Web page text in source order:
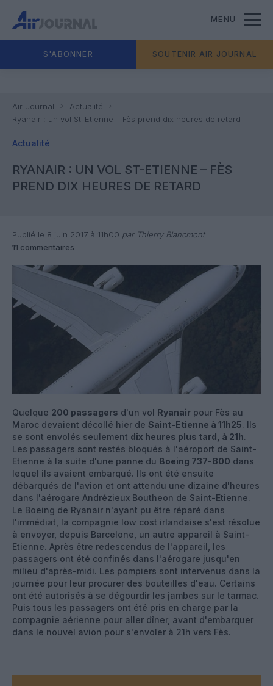
MENU
S'ABONNER SOUTENIR AIR JOURNAL
Air Journal
Actualité
Ryanair : un vol St-Etienne – Fès prend dix heures de retard
Actualité
RYANAIR : UN VOL ST-ETIENNE – FÈS
PREND DIX HEURES DE RETARD
Publié le 8 juin 2017 à 11h00 par Thierry Blancmont
11 commentaires
Quelque 200 passagers d'un vol Ryanair pour Fès au
Maroc devaient décollé hier de Saint-Etienne à 11h25. Ils
se sont envolés seulement dix heures plus tard, à 21h.
Les passagers sont restés bloqués à l'aéroport de Saint-
Etienne à la suite d'une panne du Boeing 737-800 dans
lequel ils avaient embarqué. Ils ont été ensuite
débarqués de l'avion et ont attendu une dizaine d'heures
dans l'aérogare Andrézieux Boutheon de Saint-Etienne.
Le Boeing de Ryanair n'ayant pu être réparé dans
l'immédiat, la compagnie low cost irlandaise s'est résolue
à envoyer, depuis Barcelone, un autre appareil à Saint-
Etienne. Après être redescendus de l'appareil, les
passagers ont été confinés dans l'aérogare jusqu'en
milieu d'après-midi. Les pompiers sont intervenus dans la
journée pour leur procurer des bouteilles d'eau. Certains
ont été autorisés à se dégourdir les jambes sur le tarmac.
Puis tous les passagers ont été pris en charge par la
compagnie aérienne pour aller dîner, avant d'embarquer
dans le nouvel avion pour s'envoler à 21h vers Fès.